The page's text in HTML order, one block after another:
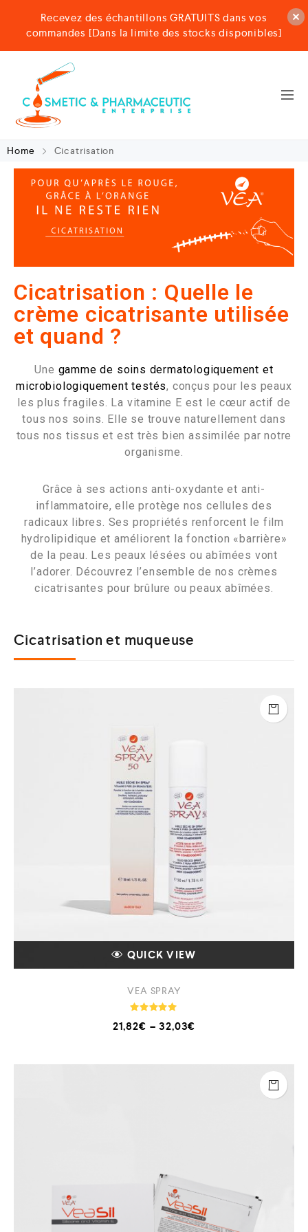
Home Cicatrisation
Cicatrisation : Quelle le
crème cicatrisante utilisée
et quand ?
Une gamme de soins dermatologiquement et
microbiologiquement testés, conçus pour les peaux
les plus fragiles. La vitamine E est le cœur actif de
tous nos soins. Elle se trouve naturellement dans
tous nos tissus et est très bien assimilée par notre
organisme.
Grâce à ses actions anti-oxydante et anti-
inflammatoire, elle protège nos cellules des
radicaux libres. Ses propriétés renforcent le film
hydrolipidique et améliorent la fonction «barrière»
de la peau. Les peaux lésées ou abîmées vont
l’adorer. Découvrez l’ensemble de nos crèmes
cicatrisantes pour brûlure ou peaux abîmées.
Cicatrisation et muqueuse
QUICK VIEW
VEA SPRAY
5.00
21,82€ – 32,03€
Recevez des échantillons GRATUITS dans vos
commandes [Dans la limite des stocks disponibles]